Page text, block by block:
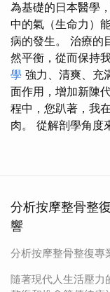
為基礎的日本醫學
中的氣（生命力）
病的發生。 治療的
然平衡，從而保持
學 強力、清爽、充
面作用，增加新陳
程中，您趴著，我
肉。 從解剖學角度
分析按摩整骨整
響
分析按摩整骨整復專
隨著現代人生活壓力